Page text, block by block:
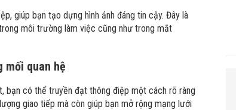
giúp bạn tạo dựng hình ảnh đáng tin cậy. Đây là
môi trường làm việc cũng như trong mắt
mối quan hệ
bạn có thể truyền đạt thông điệp một cách rõ ràng
giao tiếp mà còn giúp bạn mở rộng mạng lưới